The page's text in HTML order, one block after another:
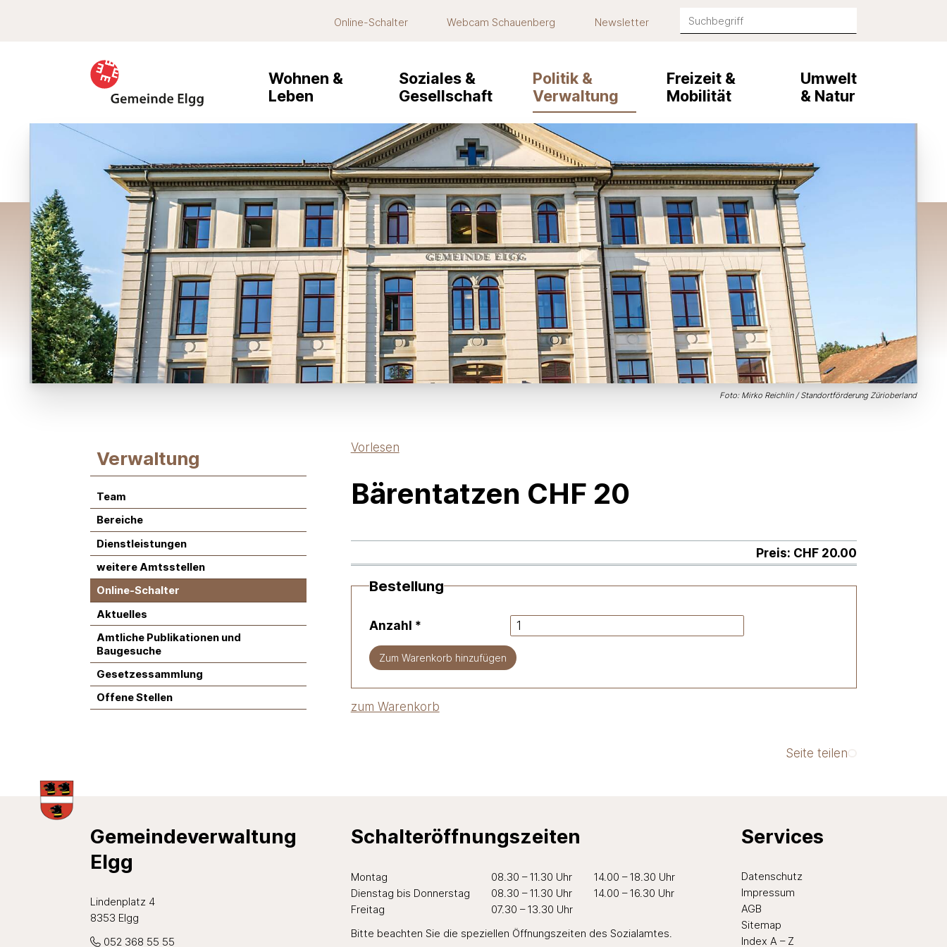
Online-Schalter Webcam Schauenberg Newsletter
Suchbegriff
Hauptnavigation
Wohnen &
Leben
Soziales &
Gesellschaft
Politik &
Verwaltung
Freizeit &
Mobilität
Umwelt
& Natur
Foto: Mirko Reichlin / Standortförderung Zürioberland
Subnavigation:
Verwaltung
Team
Bereiche
Dienstleistungen
weitere Amtsstellen
Online-Schalter
Aktuelles
Amtliche Publikationen und
Baugesuche
Gesetzessammlung
Offene Stellen
Vorlesen
Bärentatzen CHF 20
Preis: CHF 20.00
Bestellung
Anzahl *
Zum Warenkorb hinzufügen
zum Warenkorb
Seite teilen
Footer
Gemeindeverwaltung
Elgg
Lindenplatz 4
8353 Elgg
052 368 55 55
Schalteröffnungszeiten
Wochentag Öffnungszeiten Vormittag Öffnungszeiten Nachmittag
Montag 08.30 – 11.30 Uhr
14.00 – 18.30 Uhr
Dienstag bis Donnerstag 08.30 – 11.30 Uhr
14.00 – 16.30 Uhr
Freitag
07.30 – 13.30 Uhr
Bitte beachten Sie die speziellen Öffnungszeiten des Sozialamtes.
Services
Datenschutz
Impressum
AGB
Sitemap
Index A – Z